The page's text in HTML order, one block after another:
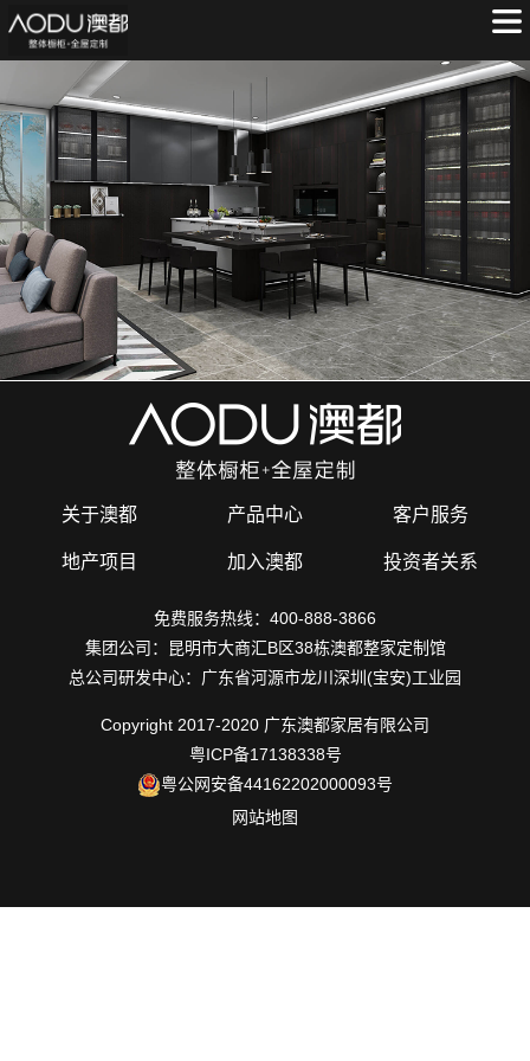
关于澳都 产品中心 客户服务
地产项目 加入澳都 投资者关系
免费服务热线：400-888-3866
集团公司：昆明市大商汇B区38栋澳都整家定制馆
总公司研发中心：广东省河源市龙川深圳(宝安)工业园
Copyright 2017-2020 广东澳都家居有限公司
粤ICP备17138338号
粤公网安备44162202000093号
网站地图